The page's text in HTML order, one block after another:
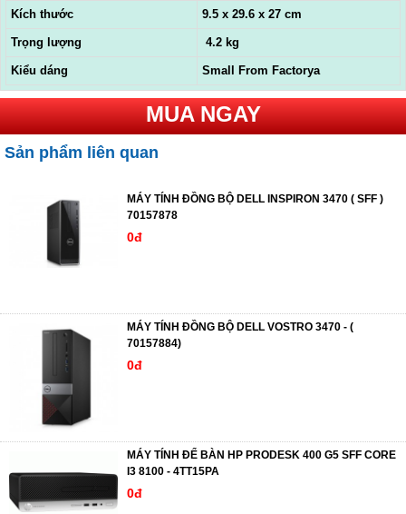
Kích thước 9.5 x 29.6 x 27 cm
Trọng lượng 4.2 kg
Kiểu dáng Small From Factorya
MUA NGAY
Sản phẩm liên quan
MÁY TÍNH ĐỒNG BỘ DELL INSPIRON 3470 ( SFF )
70157878
0đ
MÁY TÍNH ĐỒNG BỘ DELL VOSTRO 3470 - (
70157884)
0đ
MÁY TÍNH ĐỂ BÀN HP PRODESK 400 G5 SFF CORE
I3 8100 - 4TT15PA
0đ